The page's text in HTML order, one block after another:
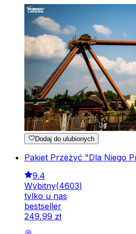
Dodaj do ulubionych
Pakiet Przeżyć "Dla Niego
9.4
Wybitny(4603)
tylko u nas
bestseller
249,99 zł